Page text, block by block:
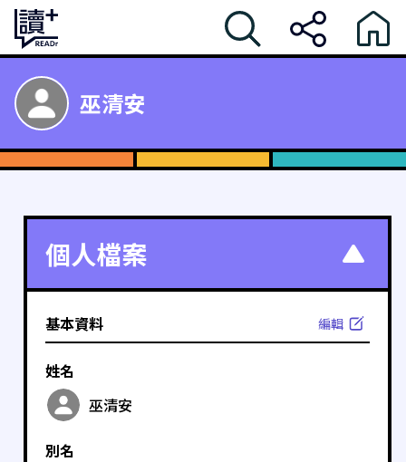
巫清安
個人檔案
基本資料 編輯
姓名
巫清安
別名